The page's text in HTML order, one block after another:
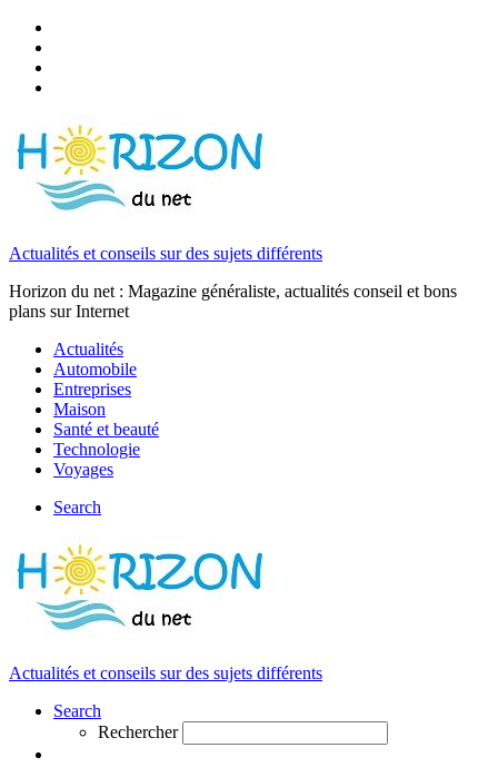
Actualités et conseils sur des sujets différents
Horizon du net : Magazine généraliste, actualités conseil et bons
plans sur Internet
Actualités
Automobile
Entreprises
Maison
Santé et beauté
Technologie
Voyages
Search
Actualités et conseils sur des sujets différents
Search
Rechercher